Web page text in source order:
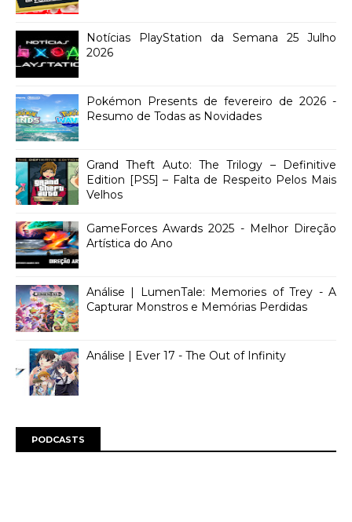
Notícias PlayStation da Semana 25 Julho
2026
Pokémon Presents de fevereiro de 2026 -
Resumo de Todas as Novidades
Grand Theft Auto: The Trilogy – Definitive
Edition [PS5] – Falta de Respeito Pelos Mais
Velhos
GameForces Awards 2025 - Melhor Direção
Artística do Ano
Análise | LumenTale: Memories of Trey - A
Capturar Monstros e Memórias Perdidas
Análise | Ever 17 - The Out of Infinity
PODCASTS